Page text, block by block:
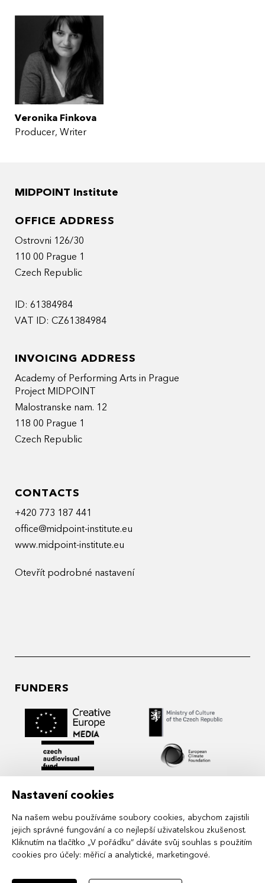
Nastavení cookies
Na našem webu používáme soubory cookies, abychom zajistili
jejich správné fungování a co nejlepší uživatelskou zkušenost.
Kliknutím na tlačítko „V pořádku“ dáváte svůj souhlas s použitím
cookies pro účely: měřicí a analytické, marketingové.
Veronika Finkova
Producer Writer
MIDPOINT Institute
OFFICE ADDRESS
Ostrovni 126/30
110 00 Prague 1
Czech Republic
ID: 61384984
VAT ID: CZ61384984
INVOICING ADDRESS
Academy of Performing Arts in Prague
Project MIDPOINT
Malostranske nam. 12
118 00 Prague 1
Czech Republic
CONTACTS
+420 773 187 441
office@midpoint-institute.eu
www.midpoint-institute.eu
Otevřít podrobné nastavení
FUNDERS
auspices of the Academy of Performing Arts in